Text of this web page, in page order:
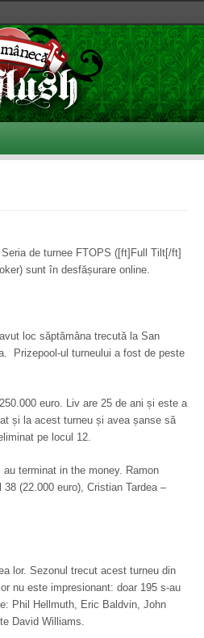
de turnee FTOPS ([ft]Full Tilt[/ft]
sunt în desfășurare online.
loc săptămâna trecută la San
Prizepool-ul turneului a fost de peste
euro. Liv are 25 de ani și este a
și la acest turneu și avea șanse să
pe locul 12.
terminat in the money. Ramon
(22.000 euro), Cristian Tardea –
lor. Sezonul trecut acest turneu din
nu este impresionant: doar 195 s-au
Phil Hellmuth, Eric Baldvin, John
David Williams.